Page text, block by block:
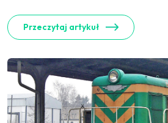
Przeczytaj artykuł